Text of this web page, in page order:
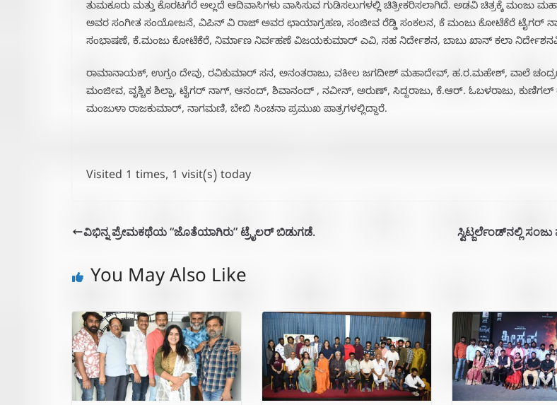
ತುಮಕೂರು ಮತ್ತು ಕೊರಟಗೆರೆ ಅಲ್ಲದೆ ಆದಿವಾಸಿಗಳು ವಾಸಿಸುವ ಗುಡಿಸಲುಗಳಲ್ಲಿ ಚಿತ್ರೀಕರಿಸಲಾಗಿದೆ. ಅಡವಿ ಚಿತ್ರಕ್ಕೆ ಮಂಜು
ಅವರ ಸಂಗೀತ ಸಂಯೋಜನೆ, ವಿಪಿನ್ ವಿ ರಾಜ್ ಅವರ ಛಾಯಾಗ್ರಹಣ, ಸಂಜೀವ ರೆಡ್ಡಿ ಸಂಕಲನ, ಕೆ ಮಂಜು ಕೋಟೆಕೆರೆ ಟೈಗರ್
ಸಂಭಾಷಣೆ, ಕೆ.ಮಂಜು ಕೋಟೆಕೆರೆ, ನಿರ್ಮಾಣ ನಿರ್ವಹಣೆ ವಿಜಯಕುಮಾರ್ ಎವಿ, ಸಹ ನಿರ್ದೇಶನ, ಬಾಬು ಖಾನ್ ಕಲಾ
ರಾಮಾನಾಯಕ್, ಉಗ್ರಂ ದೇವು, ರವಿಕುಮಾರ್ ಸನ, ಅನಂತರಾಜು, ವಕೀಲ ಜಗದೀಶ್ ಮಹಾದೇವ್, ಹ.ರ.ಮಹೇಶ್, ವಾಲೆ
ಮಂಜೀವ, ವೃಶ್ಚಿಕ ಶಿಲ್ಪಾ, ಟೈಗರ್ ನಾಗ್, ಆನಂದ್, ಶಿವಾನಂದ್ , ನವೀನ್, ಅರುಣ್, ಸಿದ್ದರಾಜು, ಕೆ.ಆರ್. ಓಬಳರಾಜು,
ಮಂಜುಳಾ ರಾಜಕುಮಾರ್, ನಾಗಮಣಿ, ಬೇಬಿ ಸಿಂಚನಾ ಪ್ರಮುಖ ಪಾತ್ರಗಳಲ್ಲಿದ್ದಾರೆ.
Visited 1 times, 1 visit(s) today
ವಿಭಿನ್ನ ಪ್ರೇಮಕಥೆಯ “ಜೊತೆಯಾಗಿರು” ಟ್ರೈಲರ್ ಬಿಡುಗಡೆ. ಸ್ವಿಟ್ಜರ್ಲೆಂಡ್‌ನಲ್ಲಿ ಸಂಜು
You May Also Like